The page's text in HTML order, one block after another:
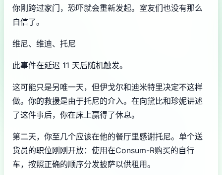
你刚跨过家门，恐吓就会重新发起。室友们也没有那么
自信了。
维尼、维迪、托尼
此事件在延迟 11 天后随机触发。
这可能只是另唯一天，但伊戈尔和迪米特里决定不这样
做。你的救援是由于托尼的介入。在向黛比和珍妮讲述
了这件事后，你在床上赢得了休息。
第二天，你至几个应该在他的餐厅里感谢托尼。单个送
货员的职位刚刚开放：使用在Consum-R购买的自行
车，按照正确的顺序分发披萨以供租用。